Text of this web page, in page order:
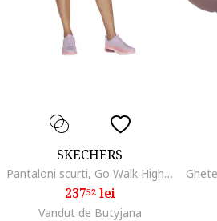
SKECHERS
Pantaloni scurti, Go Walk High Waisted Capri Short W2CP2-RDBL, Rosu, Rosu
23752lei
Vandut de Butyjana